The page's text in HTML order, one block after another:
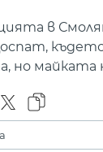
в
но майката